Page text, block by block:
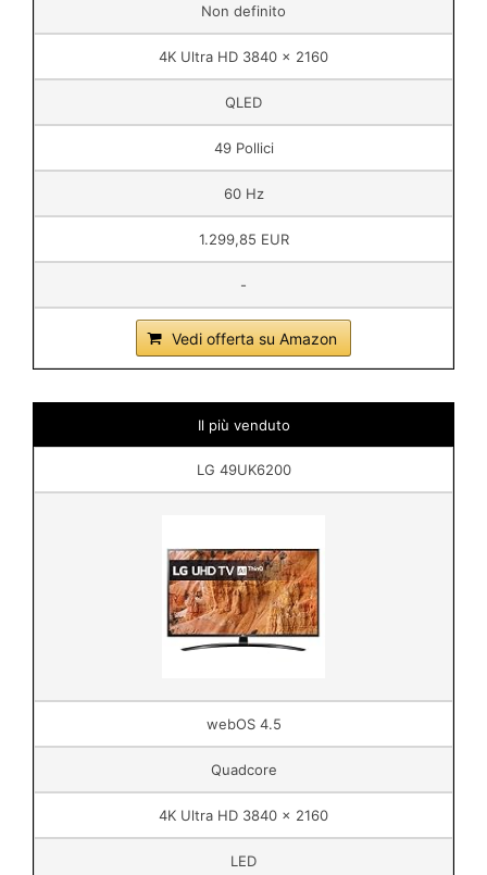
Non definito
4K Ultra HD 3840 x 2160
QLED
49 Pollici
60 Hz
1.299,85 EUR
-
Vedi offerta su Amazon
Il più venduto
LG 49UK6200
webOS 4.5
Quadcore
4K Ultra HD 3840 x 2160
LED